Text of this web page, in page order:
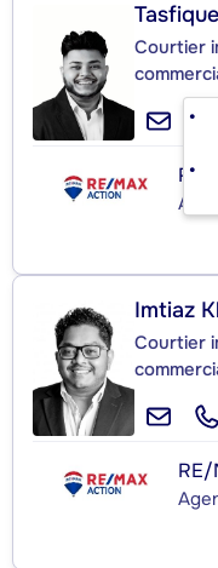
Courtier
RE/
Imtiaz
Courtier
RE/